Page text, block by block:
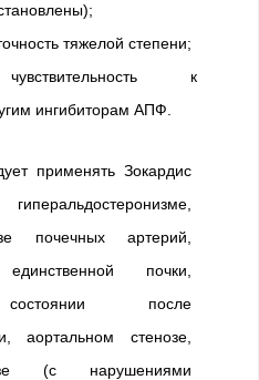
тяжелой степени;
к
ингибиторам АПФ.
применять Зокардис
почечных артерий,
почки,
состоянии после
аортальном стенозе,
(с нарушениями